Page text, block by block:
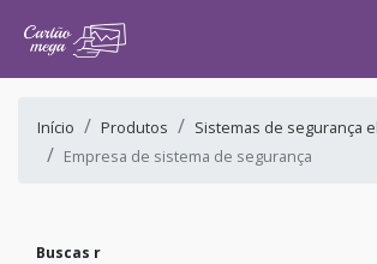
Início Produtos
Sistemas de segurança
Empresa de sistema de segurança
Buscas r